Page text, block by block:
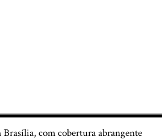
com cobertura abrangente